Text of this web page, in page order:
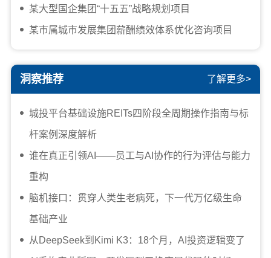
某大型国企集团“十五五”战略规划项目
某市属城市发展集团薪酬绩效体系优化咨询项目
洞察推荐 了解更多>
城投平台基础设施REITs四阶段全周期操作指南与标
杆案例深度解析
谁在真正引领AI——员工与AI协作的行为评估与能力
重构
脑机接口：贯穿人类生老病死，下一代万亿级生命
基础产业
从DeepSeek到Kimi K3：18个月，AI投资逻辑变了